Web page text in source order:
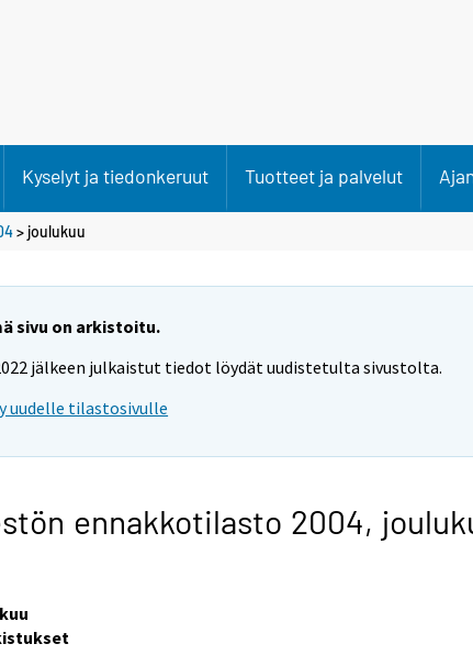
Kyselyt ja tiedonkeruut Tuotteet ja palvelut
> joulukuu
sivu on arkistoitu.
jälkeen julkaistut tiedot löydät uudistetulta sivustolta.
uudelle tilastosivulle
ennakkotilasto 2004,